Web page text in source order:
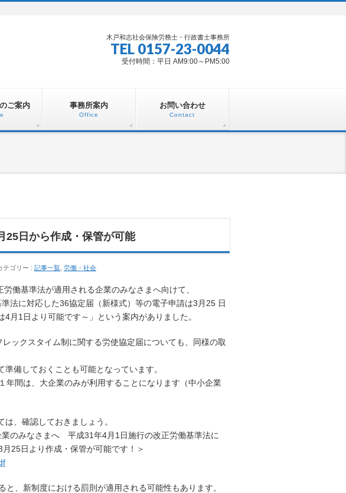
木戸和志社会保険労務士・行政書士事務所
TEL 0157-23-0044
受付時間：平日 AM9:00～PM5:00
ご案内 事務所案内
Office
お問い合わせ
Contact
25日から作成・保管が可能
テゴリー : 記事一覧 労働・社会
働基準法が適用される企業のみなさまへ向けて、
法に対応した36協定届（新様式）等の電子申請は3月25 日
月1日より可能です～」という案内がありました。
ックスタイム制に関する労使協定届についても、同様の取
備しておくことも可能となっています。
年間は、大企業のみが利用することになります（中小企業
、確認しておきましょう。
のみなさまへ 平成31年4月1日施行の改正労働基準法に
25日より作成・保管が可能です！＞
と、新制度における罰則が適用される可能性もあります。